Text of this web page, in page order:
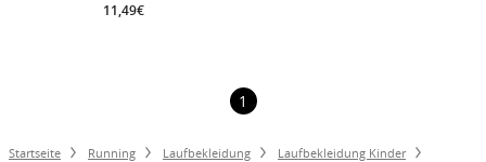
11,49€
1
Startseite Running Laufbekleidung
Laufbekleidung Kinder